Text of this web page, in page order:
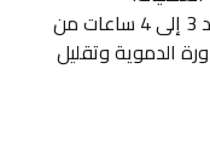
يبدأ المريض في الحركة الخفيفة بعد 3 إلى 4 ساعات من
الدموية وتقليل